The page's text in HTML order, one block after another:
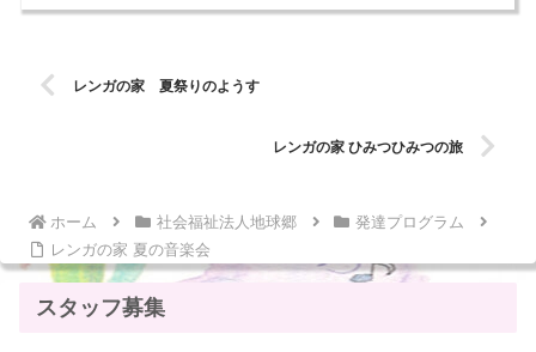
レンガの家 夏祭りのようす
レンガの家 ひみつひみつの旅
ホーム 社会福祉法人地球郷
発達プログラム
レンガの家 夏の音楽会
スタッフ募集